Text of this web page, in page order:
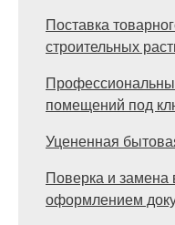
Поставка
строительных
помещений под
Уцененная
Поверка и замена
оформлением